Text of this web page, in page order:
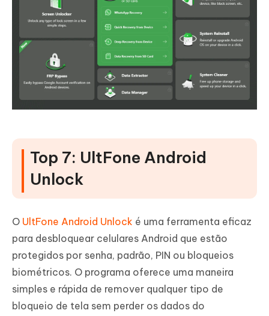
Top 7: UltFone Android
Unlock
O UltFone Android Unlock é uma ferramenta eficaz
para desbloquear celulares Android que estão
protegidos por senha, padrão, PIN ou bloqueios
biométricos. O programa oferece uma maneira
simples e rápida de remover qualquer tipo de
bloqueio de tela sem perder os dados do